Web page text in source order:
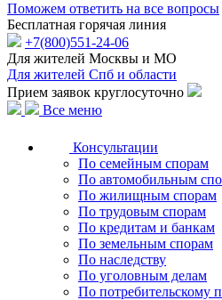
Поможем ответить на все вопросы
Бесплатная горячая линия
+7(800)551-24-06
Для жителей Москвы и МО
Для жителей Спб и области
Прием заявок круглосуточно
Все меню
Консультации
По семейным спорам
По автомобильным
По жилищным спорам
По трудовым спорам
По кредитам и банкам
По земельным спорам
По наследству
По уголовным делам
По потребительскому